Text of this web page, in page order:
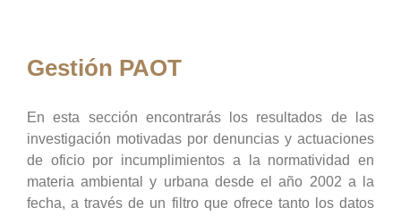
Gestión PAOT
En esta sección encontrarás los resultados de las
investigación motivadas por denuncias y actuaciones
de oficio por incumplimientos a la normatividad en
materia ambiental y urbana desde el año 2002 a la
fecha, a través de un filtro que ofrece tanto los datos